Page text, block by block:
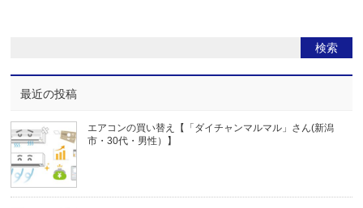
最近の投稿
エアコンの買い替え【「ダイチャンマルマル」さん(新潟
市・30代・男性）】